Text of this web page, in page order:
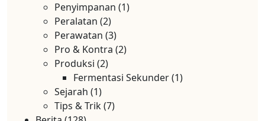
Penyimpanan (1)
Peralatan (2)
Perawatan (3)
Pro & Kontra (2)
Produksi (2)
Fermentasi Sekunder(1)
Sejarah (1)
Tips & Trik(7)